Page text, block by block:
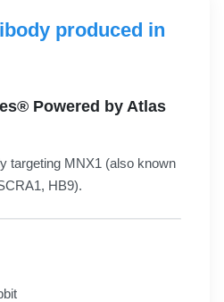
produced in
Powered by Atlas
targeting MNX1 (also known
HB9).